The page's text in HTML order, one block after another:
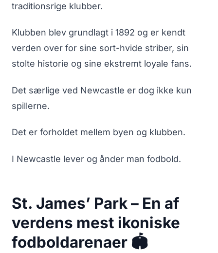
traditionsrige klubber.
Klubben blev grundlagt i 1892 og er kendt
verden over for sine sort-hvide striber, sin
stolte historie og sine ekstremt loyale fans.
Det særlige ved Newcastle er dog ikke kun
spillerne.
Det er forholdet mellem byen og klubben.
I Newcastle lever og ånder man fodbold.
St. James’ Park – En af
verdens mest ikoniske
fodboldarenaer 🏟️